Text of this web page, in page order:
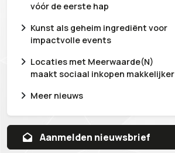
vóór de eerste hap
Kunst als geheim ingrediënt voor
impactvolle events
Locaties met Meerwaarde(N)
maakt sociaal inkopen makkelijker
Meer nieuws
Aanvragen whitepaper